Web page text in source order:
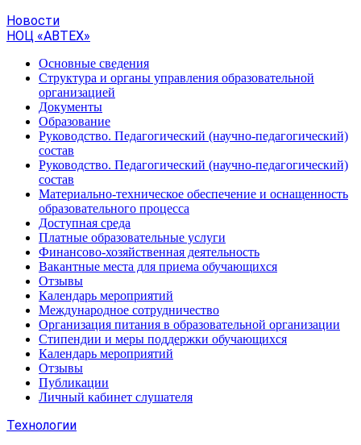
Новости
НОЦ «АВТЕХ»
Основные сведения
Структура и органы управления образовательной
организацией
Документы
Образование
Руководство. Педагогический (научно-педагогический)
состав
Руководство. Педагогический (научно-педагогический)
состав
Материально-техническое обеспечение и оснащенность
образовательного процесса
Доступная среда
Платные образовательные услуги
Финансово-хозяйственная деятельность
Вакантные места для приема обучающихся
Отзывы
Календарь мероприятий
Международное сотрудничество
Организация питания в образовательной организации
Стипендии и меры поддержки обучающихся
Календарь мероприятий
Отзывы
Публикации
Личный кабинет слушателя
Технологии